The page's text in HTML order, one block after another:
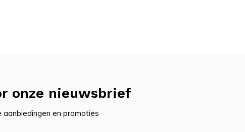
onze nieuwsbrief
en promoties